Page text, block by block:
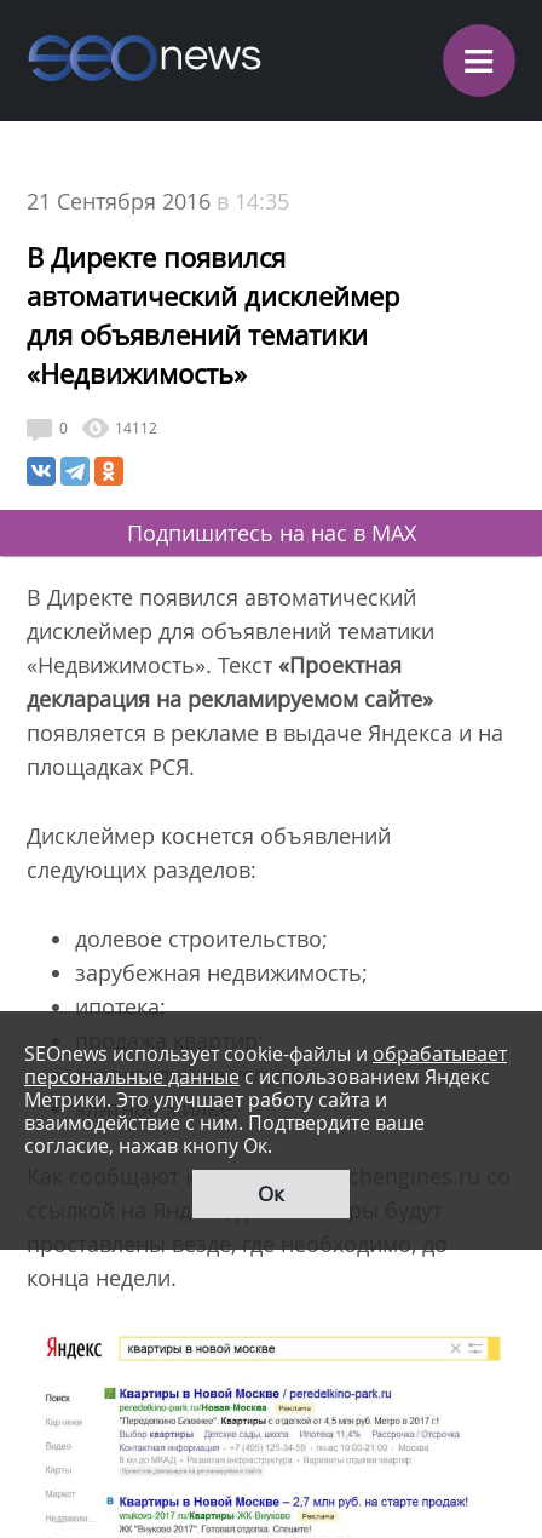
≡
21 Сентября 2016 в 14:35
В Директе появился
автоматический дисклеймер
для объявлений тематики
«Недвижимость»
0 14112
Подпишитесь на нас в MAX
В Директе появился автоматический
дисклеймер для объявлений тематики
«Недвижимость». Текст«Проектная
декларация на рекламируемом сайте»
появляется в рекламе в выдаче Яндекса и на
площадках РСЯ.
Дисклеймер коснется объявлений
следующих разделов:
долевое строительство;
зарубежная недвижимость;
ипотека;
продажа квартир;
строительные услуги;
элитное жилье.
Как сообщают коллеги из searchengines.ru со
ссылкой на Яндекс, дисклеймеры будут
проставлены везде, где необходимо, до
конца недели.
SEOnews использует cookie-файлы и обрабатывает
персональные данные с использованием Яндекс
Метрики. Это улучшает работу сайта и
взаимодействие с ним. Подтвердите ваше
согласие, нажав кнопу Ок.
Ок